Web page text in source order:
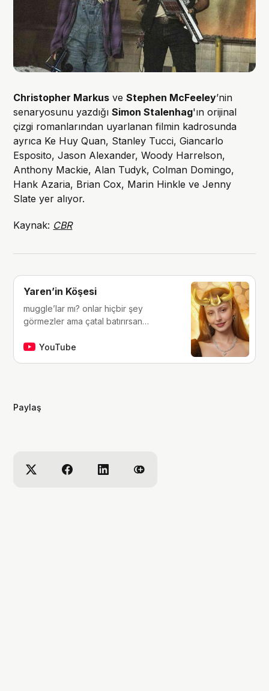
Christopher Markus veStephen McFeeley’nin
senaryosunu yazdığıSimon Stalenhag'ın orijinal
çizgi romanlarından uyarlanan filmin kadrosunda
ayrıca Ke Huy Quan, Stanley Tucci, Giancarlo
Esposito, Jason Alexander, Woody Harrelson,
Anthony Mackie, Alan Tudyk, Colman Domingo,
Hank Azaria, Brian Cox, Marin Hinkle ve Jenny
Slate yer alıyor.
Kaynak: CBR
Yaren’in Köşesi
muggle’lar mı? onlar hiçbir şey
görmezler ama çatal batırırsan
çocukluğumdan beri tutkunu olduğum
de bana eşlik etmek isterseniz,
YouTube
Paylaş